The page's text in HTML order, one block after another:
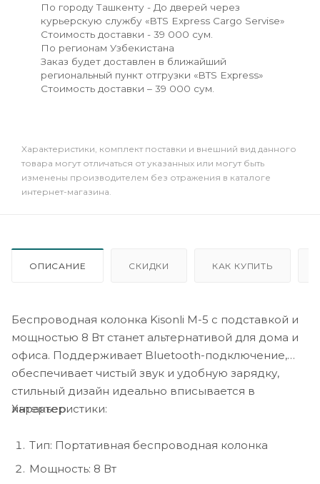
По городу Ташкенту - До дверей через
курьерскую службу «BTS Express Cargo Servise»
Стоимость доставки - 39 000 сум.
По регионам Узбекистана
Заказ будет доставлен в ближайший
региональный пункт отгрузки «BTS Express»
Стоимость доставки – 39 000 сум.
Xарактеристики, комплект поставки и внешний вид данного
товара могут отличаться от указанных или могут быть
изменены производителем без отражения в каталоге
интернет-магазина.
ОПИСАНИЕ СКИДКИ КАК КУПИТЬ
Беспроводная колонка Kisonli M-5 с подставкой и
мощностью 8 Вт станет альтернативой для дома и
офиса. Поддерживает Bluetooth-подключение,
обеспечивает чистый звук и удобную зарядку,
стильный дизайн идеально вписывается в
интерьер.
Характеристики:
Тип: Портативная беспроводная колонка
Мощность: 8 Вт